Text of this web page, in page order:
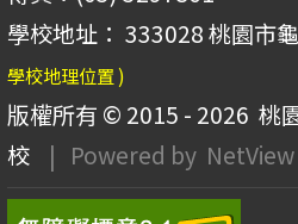
學校地址： 333028 桃園市
學校地理位置 )
版權所有 © 2015 - 2026 桃
校
| Powered by NetView